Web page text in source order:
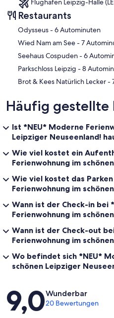
Flughafen Leipzig-Halle
Restaurants
‪Odysseus - ‬6 Autominuten
‪Wied Nam am See - ‬7
‪Seehaus Cospuden -
‪Parkschloss Leipzig - ‬8
Häufig gestellte
Ist *NEU* Moderne
Leipziger Neuseenland!
Wie viel kostet ein
Ferienwohnung im
Wie viel kostet das
Ferienwohnung im
Wann ist der Check-in bei
Ferienwohnung im
Wann ist der Check-out
Ferienwohnung im
Wo befindet sich *NEU*
schönen Leipziger
Bewertungen
9,0Wunderbar
20 Bewertungen